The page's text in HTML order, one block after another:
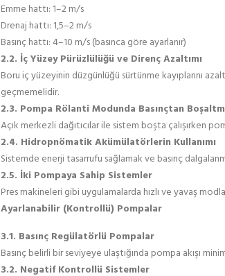
Emme hattı: 1–2 m/s
Drenaj hattı: 1,5–2 m/s
Basınç hattı: 4–10 m/s (basınca göre ayarlanır)
2.2. İç Yüzey Pürüzlülüğü ve Direnç Azaltımı
Boru iç yüzeyinin düzgünlüğü sürtünme kayıplarını
geçmemelidir.
2.3. Pompa Rölanti Modunda Basınçtan
Açık merkezli dağıtıcılar ile sistem boşta çalışırken
2.4. Hidropnömatik Akümülatörlerin Kullanımı
Sistemde enerji tasarrufu sağlamak ve basınç
2.5. İki Pompaya Sahip Sistemler
Pres makineleri gibi uygulamalarda hızlı ve yavaş
Ayarlanabilir (Kontrollü) Pompalar
3.1. Basınç Regülatörlü Pompalar
Basınç belirli bir seviyeye ulaştığında pompa akışı
3.2. Negatif Kontrollü Sistemler